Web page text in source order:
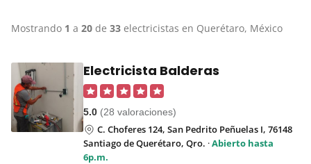
Mostrando 1 a 20 de 33 electricistas en Querétaro, México
Electricista Balderas
5.0 (28 valoraciones)
C. Choferes 124, San Pedrito Peñuelas I, 76148
Santiago de Querétaro, Qro. ·Abierto hasta
6p.m.